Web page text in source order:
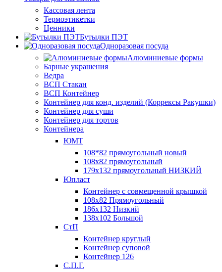
Кассовая лента
Термоэтикетки
Ценники
Бутылки ПЭТ
Одноразовая посуда
Алюминиевые формы
Барные украшения
Ведра
ВСП Стакан
ВСП Контейнер
Контейнер для конд. изделий (Коррексы Ракушки)
Контейнер для суши
Контейнер для тортов
Контейнера
ЮМТ
108*82 прямоугольный новый
108х82 прямоугольный
179х132 прямоугольный НИЗКИЙ
Юпласт
Контейнер с совмещенной крышкой
108х82 Прямоугольный
186х132 Низкий
138х102 Большой
СтП
Контейнер круглый
Контейнер суповой
Контейнер 126
С.П.Г.